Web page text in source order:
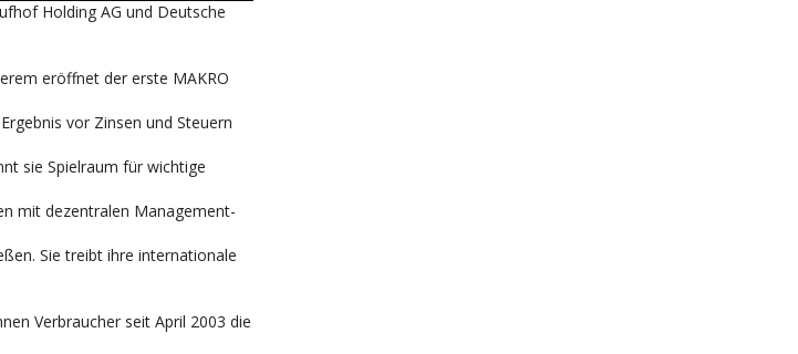
Holding AG und Deutsche
eröffnet der erste MAKRO
vor Zinsen und Steuern
sie Spielraum für wichtige
mit dezentralen Management-
Sie treibt ihre internationale
Verbraucher seit April 2003 die